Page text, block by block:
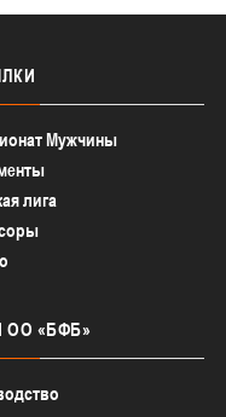
Мужчины
лига
ОО «БФБ»